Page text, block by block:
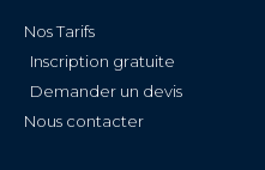
Nos Tarifs
Inscription gratuite
Demander un devis
Nous contacter